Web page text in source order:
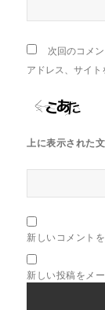
次回のコメ
アドレス、サイト
上に表示された
新しいコメント
新しい投稿をメ